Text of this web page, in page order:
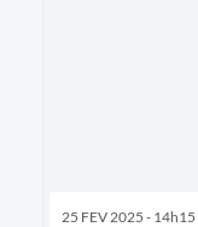
25 FEV 2025 - 14h15